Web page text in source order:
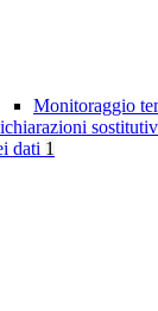
Monitoraggio
dati 1